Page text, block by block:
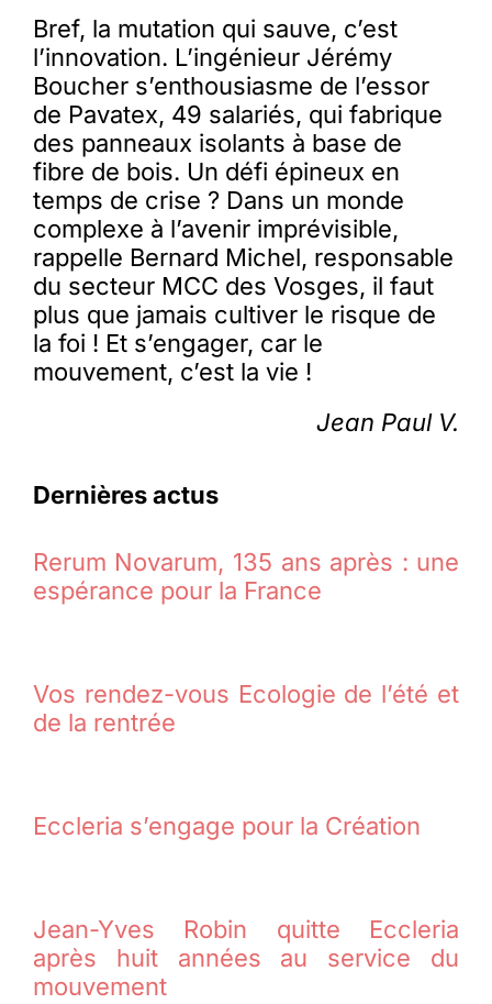
Bref, la mutation qui sauve, c’est
l’innovation. L’ingénieur Jérémy
Boucher s’enthousiasme de l’essor
de Pavatex, 49 salariés, qui fabrique
des panneaux isolants à base de
fibre de bois. Un défi épineux en
temps de crise ? Dans un monde
complexe à l’avenir imprévisible,
rappelle Bernard Michel, responsable
du secteur MCC des Vosges, il faut
plus que jamais cultiver le risque de
la foi ! Et s’engager, car le
mouvement, c’est la vie !
Jean Paul V.
Dernières actus
Rerum Novarum, 135 ans après : une
espérance pour la France
Vos rendez-vous Ecologie de l’été et
de la rentrée
Eccleria s’engage pour la Création
Jean-Yves Robin quitte Eccleria
après huit années au service du
mouvement